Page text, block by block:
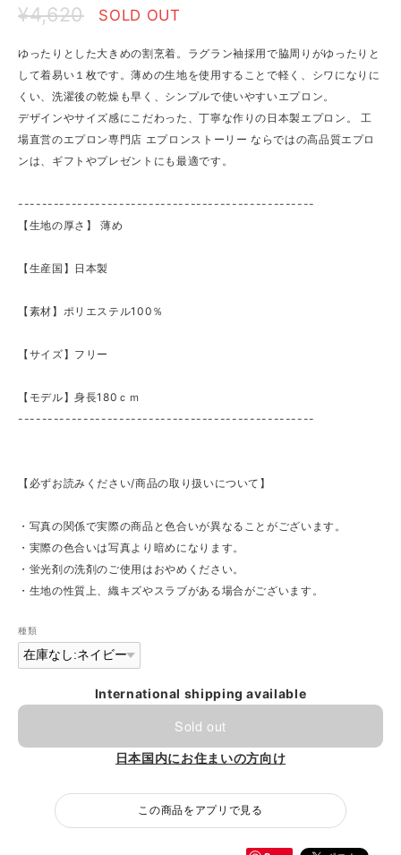
¥4,620 SOLD OUT
ゆったりとした大きめの割烹着。ラグラン袖採用で脇周りがゆったりと
して着易い１枚です。薄めの生地を使用することで軽く、シワになりに
くい、洗濯後の乾燥も早く、シンプルで使いやすいエプロン。
デザインやサイズ感にこだわった、丁寧な作りの日本製エプロン。 工
場直営のエプロン専門店 エプロンストーリー ならではの高品質エプロ
ンは、ギフトやプレゼントにも最適です。
--------------------------------------------------
【生地の厚さ】 ​薄め
【生産国】日本製
【素材】ポリエステル100％
【サイズ】フリー
【モデル】身長180ｃｍ
--------------------------------------------------
【必ずお読みください/商品の取り扱いについて】
・写真の関係で実際の商品と色合いが異なることがございます。
・実際の色合いは写真より暗めになります。
・蛍光剤の洗剤のご使用はおやめください。
・生地の性質上、織キズやスラブがある場合がございます。
種類
International shipping available
Sold out
日本国内にお住まいの方向け
この商品をアプリで見る